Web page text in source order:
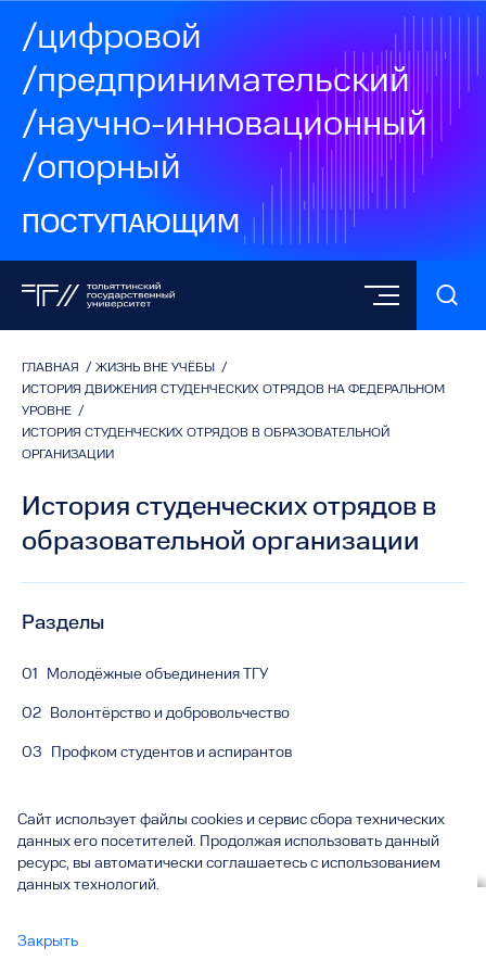
/цифровой
/предпринимательский
/научно-инновационный
/опорный
ПОСТУПАЮЩИМ
ГЛАВНАЯ / ЖИЗНЬ ВНЕ УЧЁБЫ
/
ИСТОРИЯ ДВИЖЕНИЯ СТУДЕНЧЕСКИХ ОТРЯДОВ НА ФЕДЕРАЛЬНОМ
УРОВНЕ /
ИСТОРИЯ СТУДЕНЧЕСКИХ ОТРЯДОВ В ОБРАЗОВАТЕЛЬНОЙ
ОРГАНИЗАЦИИ
История студенческих отрядов в
образовательной организации
История студенческих отрядов в образовательной
Разделы
01 Молодёжные объединения ТГУ
02 Волонтёрство и добровольчество
03 Профком студентов и аспирантов
Единое окно поддержки молодых семей
06 Нормативные документы
Сайт использует файлы cookies и сервис сбора технических
данных его посетителей. Продолжая использовать данный
ресурс, вы автоматически соглашаетесь с использованием
данных технологий.
Закрыть